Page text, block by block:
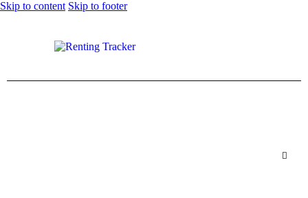
Skip to content Skip to footer